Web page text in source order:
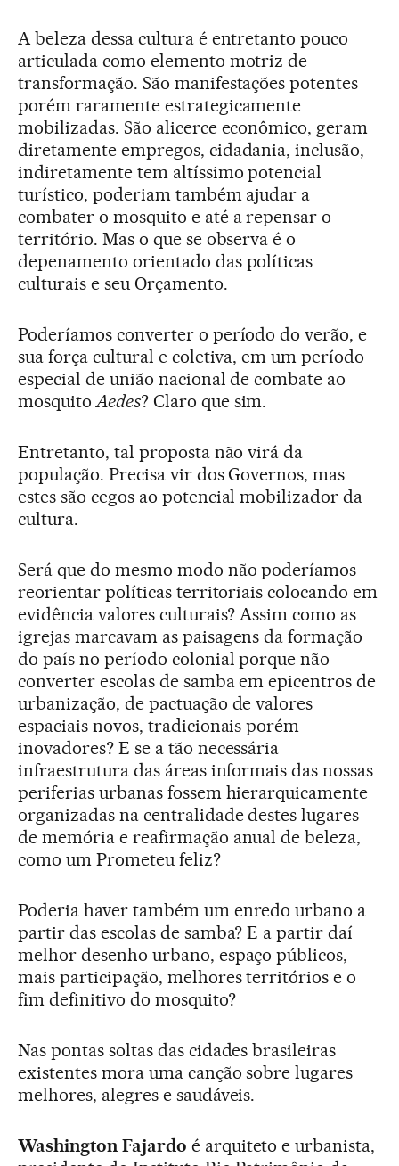
A beleza dessa cultura é entretanto pouco
articulada como elemento motriz de
transformação. São manifestações potentes
porém raramente estrategicamente
mobilizadas. São alicerce econômico, geram
diretamente empregos, cidadania, inclusão,
indiretamente tem altíssimo potencial
turístico, poderiam também ajudar a
combater o mosquito e até a repensar o
território. Mas o que se observa é o
depenamento orientado das políticas
culturais e seu Orçamento.
Poderíamos converter o período do verão, e
sua força cultural e coletiva, em um período
especial de união nacional de combate ao
mosquitoAedes? Claro que sim.
Entretanto, tal proposta não virá da
população. Precisa vir dos Governos, mas
estes são cegos ao potencial mobilizador da
cultura.
Será que do mesmo modo não poderíamos
reorientar políticas territoriais colocando em
evidência valores culturais? Assim como as
igrejas marcavam as paisagens da formação
do país no período colonial porque não
converter escolas de samba em epicentros de
urbanização, de pactuação de valores
espaciais novos, tradicionais porém
inovadores? E se a tão necessária
infraestrutura das áreas informais das nossas
periferias urbanas fossem hierarquicamente
organizadas na centralidade destes lugares
de memória e reafirmação anual de beleza,
como um Prometeu feliz?
Poderia haver também um enredo urbano a
partir das escolas de samba? E a partir daí
melhor desenho urbano, espaço públicos,
mais participação, melhores territórios e o
fim definitivo do mosquito?
Nas pontas soltas das cidades brasileiras
existentes mora uma canção sobre lugares
melhores, alegres e saudáveis.
Washington Fajardo é arquiteto e urbanista,